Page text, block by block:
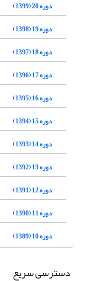
دوره 20 (1399)
دوره 19 (1398)
دوره 18 (1397)
دوره 17 (1396)
دوره 16 (1395)
دوره 15 (1394)
دوره 14 (1393)
دوره 13 (1392)
دوره 12 (1391)
دوره 11 (1390)
دوره 10 (1389)
دسترسی سریع